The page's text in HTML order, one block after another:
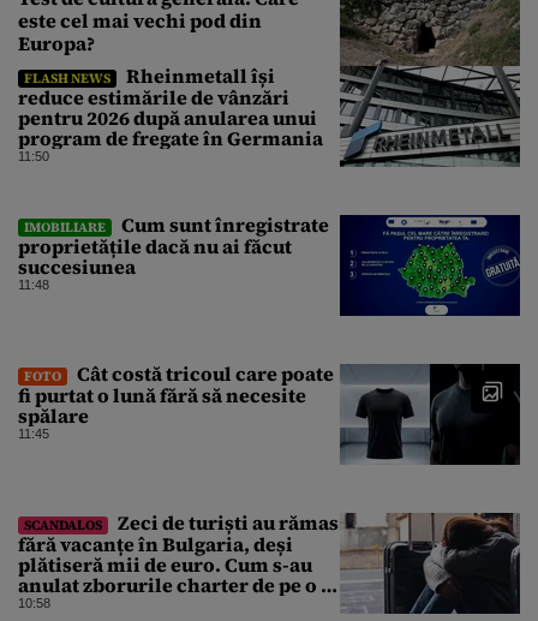
este cel mai vechi pod din
Europa?
FLASH NEWS
Rheinmetall își
reduce estimările de vânzări
pentru 2026 după anularea unui
program de fregate în Germania
11:50
IMOBILIARE
Cum sunt înregistrate
proprietățile dacă nu ai făcut
succesiunea
11:48
FOTO
Cât costă tricoul care poate
fi purtat o lună fără să necesite
spălare
11:45
SCANDALOS
Zeci de turiști au rămas
fără vacanțe în Bulgaria, deși
plătiseră mii de euro. Cum s-au
anulat zborurile charter de pe o zi
pe alta
10:58